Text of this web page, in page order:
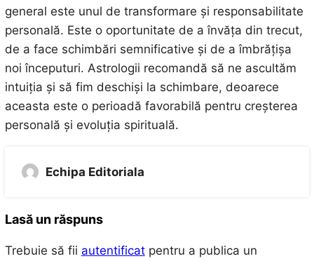
general este unul de transformare și responsabilitate
personală. Este o oportunitate de a învăța din trecut,
de a face schimbări semnificative și de a îmbrățișa
noi începuturi. Astrologii recomandă să ne ascultăm
intuiția și să fim deschiși la schimbare, deoarece
aceasta este o perioadă favorabilă pentru creșterea
personală și evoluția spirituală.
Echipa Editoriala
Lasă un răspuns
Trebuie să fii autentificatpentru a publica un